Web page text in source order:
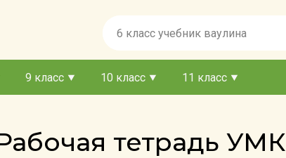
9 класс 10 класс 11 класс
тетрадь УМК